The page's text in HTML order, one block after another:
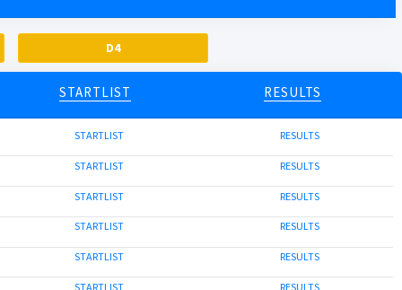
D4
STARTLIST RESULTS
STARTLIST RESULTS
STARTLIST RESULTS
STARTLIST RESULTS
STARTLIST RESULTS
STARTLIST RESULTS
STARTLIST RESULTS